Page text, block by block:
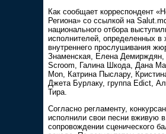
Как сообщает корреспондент
Региона» со ссылкой на
национального отбора
исполнителей, определенных в
внутреннего прослушивания
Знаменская, Елена Демирждян,
Scroom, Галина Шкода, Дана
Mon, Катрина Пыслару,
Джета Бурлаку, группа Edict,
Тира.
Согласно регламенту,
исполнили свои песни вживую в
сопровождении сценического